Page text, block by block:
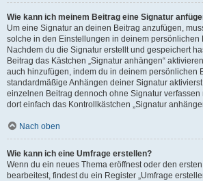
Wie kann ich meinem Beitrag eine Signatur
Um eine Signatur an deinen Beitrag anzufügen,
solche in den Einstellungen in deinem persönlichen
Nachdem du die Signatur erstellt und gespeichert
Beitrag das Kästchen „Signatur anhängen“
auch hinzufügen, indem du in deinem persönlichen
standardmäßige Anhängen deiner Signatur
einzelnen Beitrag dennoch ohne Signatur verfassen
dort einfach das Kontrollkästchen „Signatur
Nach oben
Wie kann ich eine Umfrage erstellen?
Wenn du ein neues Thema eröffnest oder den
bearbeitest, findest du ein Register „Umfrage